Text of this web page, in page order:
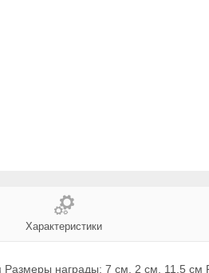
Характеристики
награды: 7 см, 2 см, 11,5